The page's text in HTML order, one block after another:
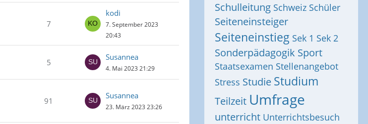
7
kodi
7. September 2023
20:43
5
Susannea
4. Mai 2023 21:29
91
Susannea
23. März 2023 23:26
Schulleitung Schweiz Schüler
Seiteneinsteiger
Seiteneinstieg Sek 1 Sek 2
Sonderpädagogik Sport
Staatsexamen Stellenangebot
Stress Studie Studium
Teilzeit Umfrage
unterricht Unterrichtsbesuch